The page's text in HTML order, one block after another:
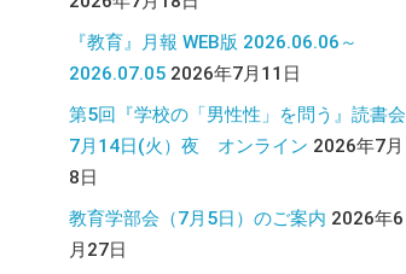
『教育』月報 WEB版 2026.06.06～
2026.07.05 2026年7月11日
第5回『学校の「男性性」を問う』読書会
7月14日(火）夜 オンライン 2026年7月
8日
教育学部会（7月5日）のご案内 2026年6
月27日